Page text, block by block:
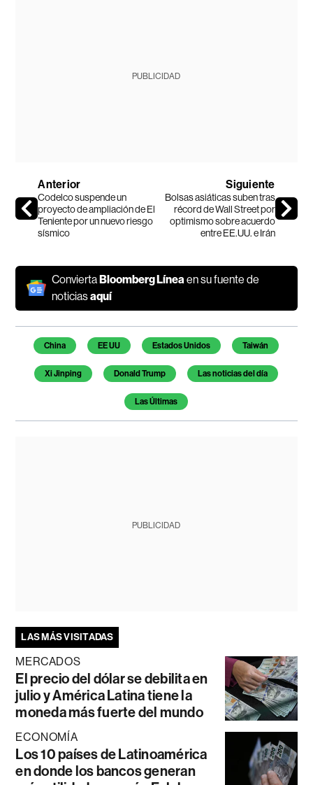
PUBLICIDAD
Anterior
Codelco suspende un
proyecto de ampliación de El
Teniente por un nuevo riesgo
sísmico
Siguiente
Bolsas asiáticas suben tras
récord de Wall Street por
optimismo sobre acuerdo
entre EE.UU. e Irán
ConviertaBloomberg Línea en su fuente de
noticiasaquí
Temas de este artículo
China EE UU Estados Unidos Taiwán
Xi Jinping Donald Trump Las noticias del día
Las Últimas
PUBLICIDAD
LAS MÁS VISITADAS
MERCADOS
El precio del dólar se debilita en
julio y América Latina tiene la
moneda más fuerte del mundo
ECONOMÍA
Los 10 países de Latinoamérica
en donde los bancos generan